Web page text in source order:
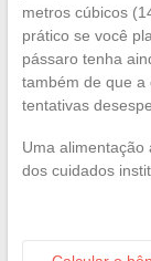
metros cúbicos
prático se você
pássaro tenha
também de que a
tentativas
Uma alimentação
dos cuidados